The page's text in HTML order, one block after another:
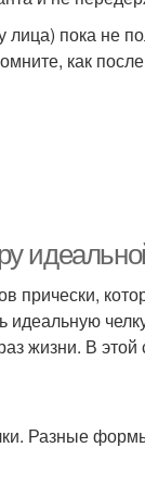
пока не
как
прически,
жизни. В этой
Разные